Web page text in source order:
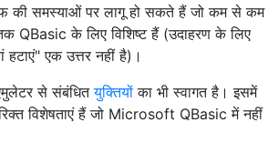
की समस्याओं पर लागू हो सकते हैं जो कम से कम
QBasic के लिए विशिष्ट हैं (उदाहरण के लिए
हटाएं" एक उत्तर नहीं है)।
से संबंधितयुक्तियों का भी स्वागत है। इसमें
विशेषताएं हैं जो Microsoft QBasic में नहीं